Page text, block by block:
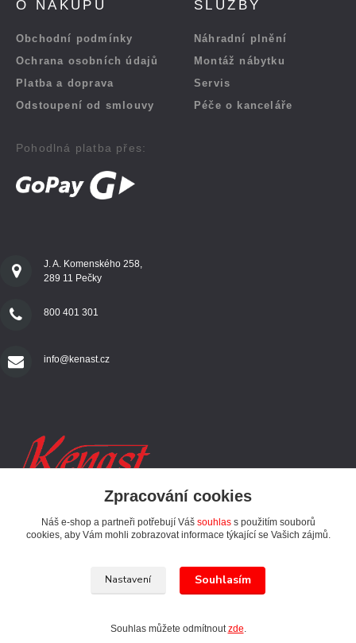
O NÁKUPU
Obchodní podmínky
Ochrana osobních údajů
Platba a doprava
Odstoupení od smlouvy
Pohodlná platba přes:
SLUŽBY
Náhradní plnění
Montáž nábytku
Servis
Péče o kanceláře
J. A. Komenského 258,
289 11 Pečky
800 401 301
info@kenast.cz
SLEDUJTE NÁS
© 1994 - 2024 Kenast s. r. o. - Všechna práva vyhrazena
Zpracování cookies
Náš e-shop a partneři potřebují Váš souhlass použitím souborů
cookies, aby Vám mohli zobrazovat informace týkající se Vašich zájmů.
Nastavení Souhlasím
Souhlas můžete odmítnoutzde.